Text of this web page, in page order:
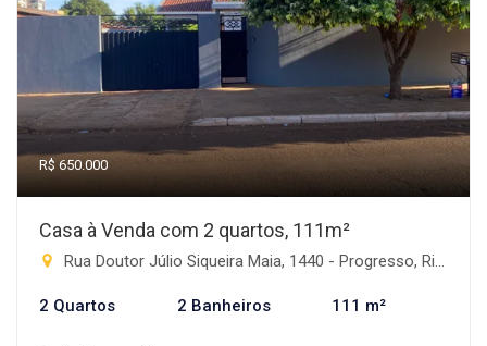
R$ 650.000
Casa à Venda com 2 quartos, 111m²
Rua Doutor Júlio Siqueira Maia, 1440 - Progresso, Rio Brilhante-MS
2 Quartos 2 Banheiros 111 m²